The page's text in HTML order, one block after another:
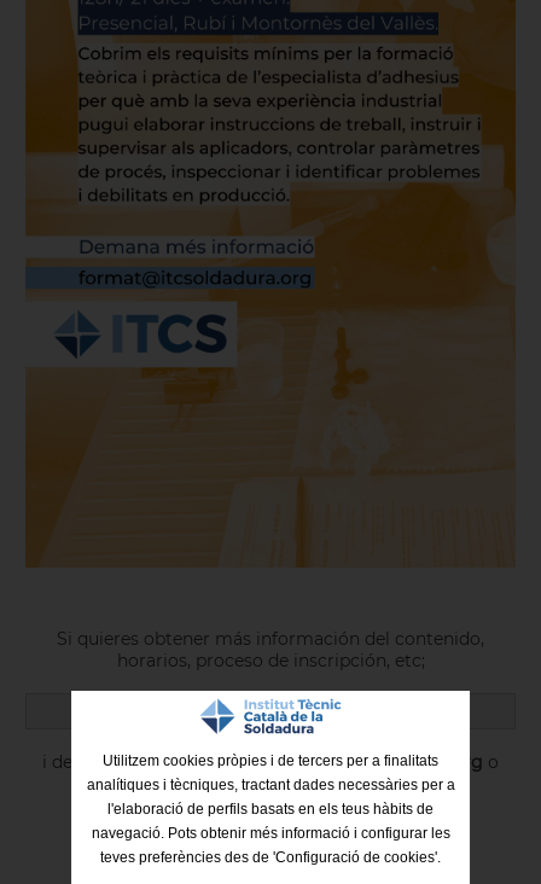
Si quieres obtener más información del contenido,
horarios, proceso de inscripción, etc;
EAS-PRIMAVERA-VERANO 2026
i despuésCONTÁCTANOS: format@itcsoldadura.org o
llamando al936 99 31 04.
Utilitzem cookies pròpies i de tercers per a finalitats
analítiques i tècniques, tractant dades necessàries per a
l'elaboració de perfils basats en els teus hàbits de
navegació. Pots obtenir més informació i configurar les
teves preferències des de 'Configuració de cookies'.